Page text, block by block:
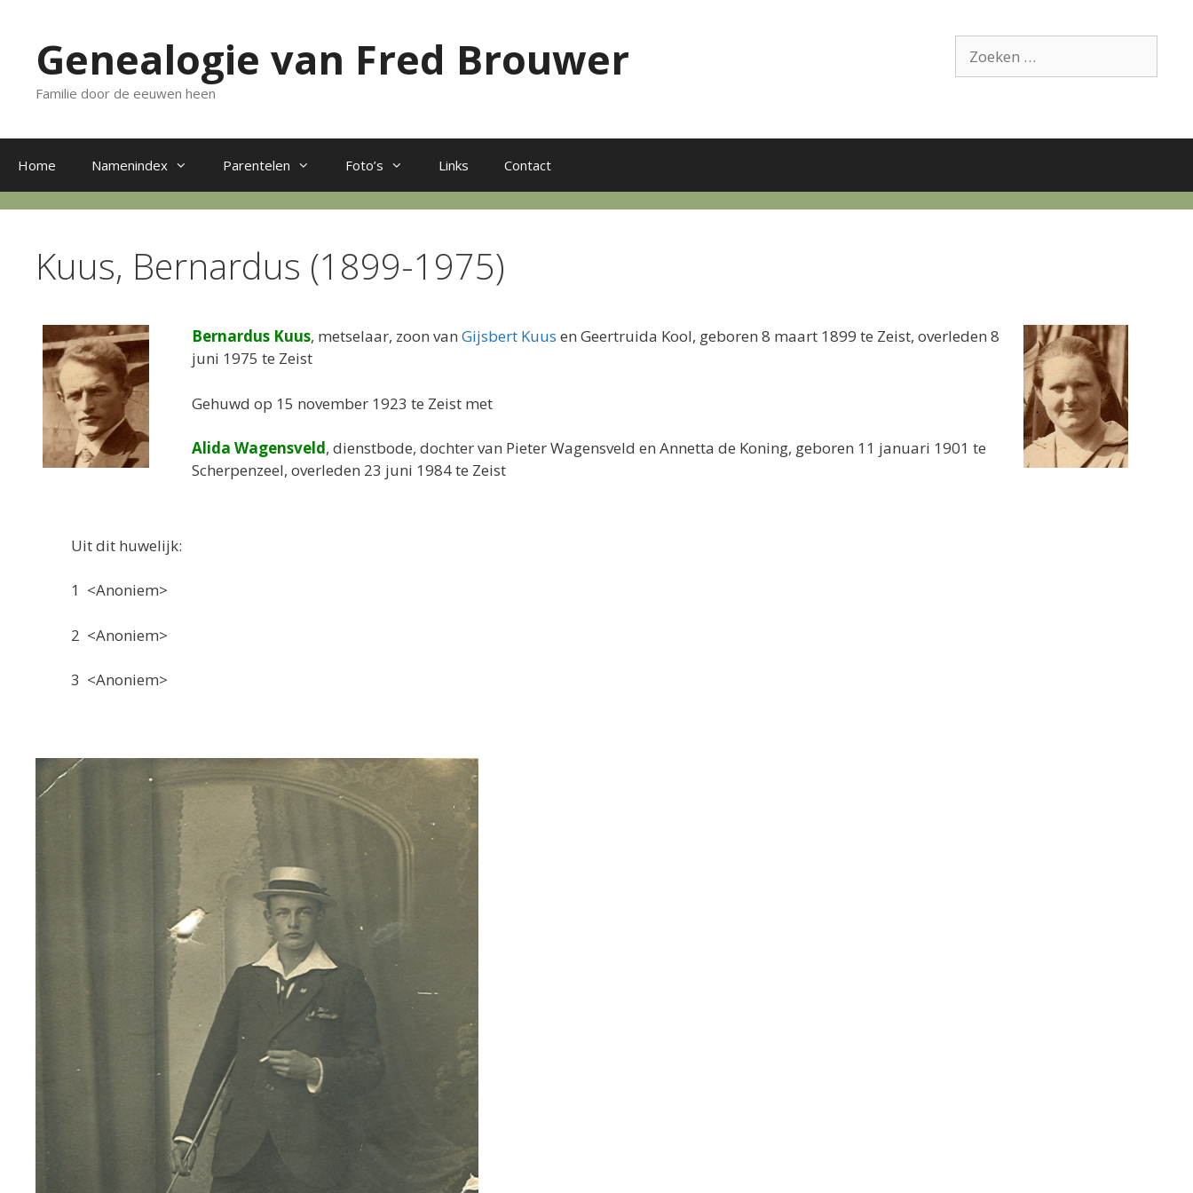
inhoud
naar:
Genealogie van Fred Brouwer
Familie door de eeuwen heen
Home Namenindex Parentelen Foto’s Links Contact
Kuus, Bernardus (1899-1975)
Bernardus Kuus, metselaar, zoon van Gijsbert Kuus en Geertruida Kool, geboren 8 maart 1899 te Zeist, overleden 8
juni 1975 te Zeist
Gehuwd op 15 november 1923 te Zeist met
Alida Wagensveld, dienstbode, dochter van Pieter Wagensveld en Annetta de Koning, geboren 11 januari 1901 te
Scherpenzeel, overleden 23 juni 1984 te Zeist
Uit dit huwelijk:
1 <Anoniem>
2 <Anoniem>
3 <Anoniem>